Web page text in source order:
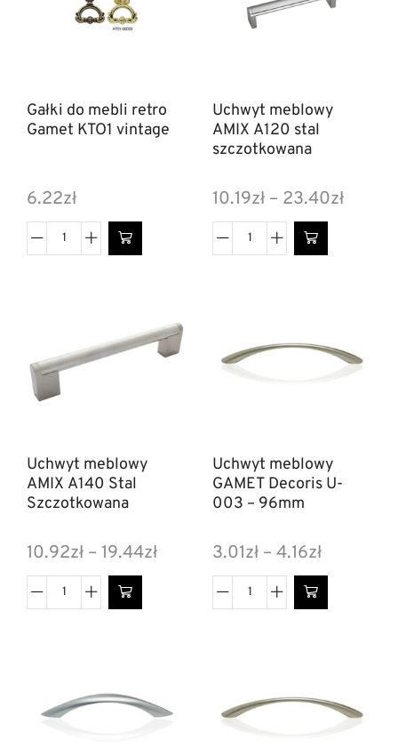
Gałki do mebli retro
Gamet KTO1 vintage
6.22zł
Uchwyt meblowy
AMIX A120 stal
szczotkowana
10.19zł – 23.40zł
Uchwyt meblowy
AMIX A140 Stal
Szczotkowana
10.92zł – 19.44zł
Uchwyt meblowy
GAMET Decoris U-
003 – 96mm
3.01zł – 4.16zł